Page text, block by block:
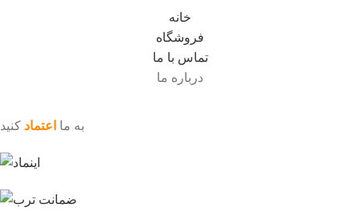
خانه
فروشگاه
تماس با ما
درباره ما
به ما اعتماد کنید